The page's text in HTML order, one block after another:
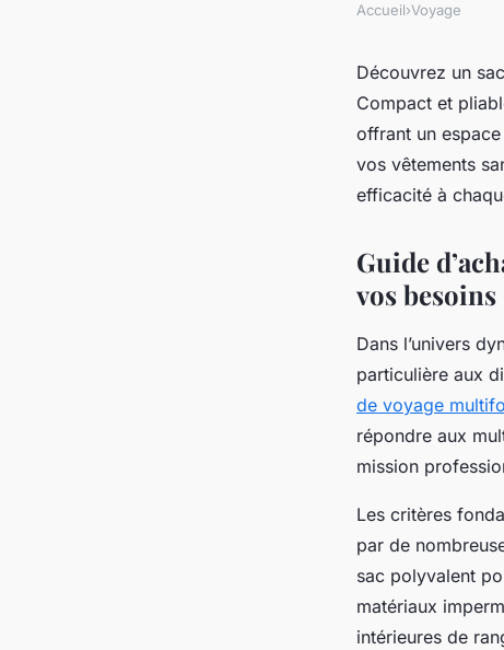
Découvrez le sac de
multifonction qui
Accueil›Voyage
Découvrez un
Compact et
offrant un
vos vêtements
efficacité à
Guide
vos besoins
Dans l’univers
particulière aux
de voyage
répondre aux
mission
Les critères
par de
sac polyvalent
matériaux
intérieures de